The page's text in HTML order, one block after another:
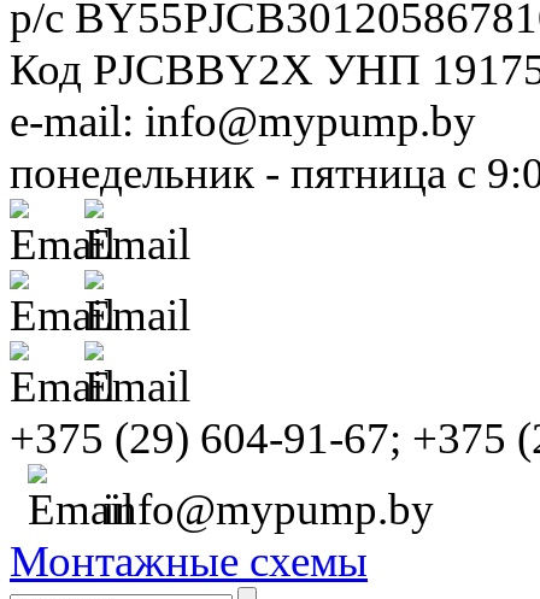
р/с
Код PJCBBY2X УНП
e-mail: info@mypump.by
понедельник - пятница с
+375 (29) 604-91-67; +375
info@mypump.by
Монтажные схемы